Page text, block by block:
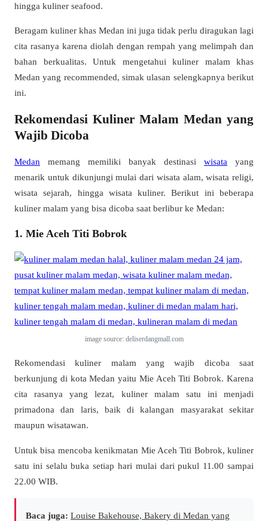
hingga kuliner seafood.
Beragam kuliner khas Medan ini juga tidak perlu diragukan lagi
cita rasanya karena diolah dengan rempah yang melimpah dan
bahan berkualitas. Untuk mengetahui kuliner malam khas
Medan yang recommended, simak ulasan selengkapnya berikut
ini.
Rekomendasi Kuliner Malam Medan yang
Wajib Dicoba
Medan memang memiliki banyak destinasi wisata yang
menarik untuk dikunjungi mulai dari wisata alam, wisata religi,
wisata sejarah, hingga wisata kuliner. Berikut ini beberapa
kuliner malam yang bisa dicoba saat berlibur ke Medan:
1. Mie Aceh Titi Bobrok
image source: deliserdangmall.com
Rekomendasi kuliner malam yang wajib dicoba saat
berkunjung di kota Medan yaitu Mie Aceh Titi Bobrok. Karena
cita rasanya yang lezat, kuliner malam satu ini menjadi
primadona dan laris, baik di kalangan masyarakat sekitar
maupun wisatawan.
Untuk bisa mencoba kenikmatan Mie Aceh Titi Bobrok, kuliner
satu ini selalu buka setiap hari mulai dari pukul 11.00 sampai
22.00 WIB.
Baca juga: Louise Bakehouse, Bakery di Medan yang